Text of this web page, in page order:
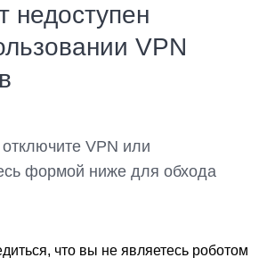
недоступен
VPN
VPN или
формой ниже для обхода
что вы не являетесь роботом